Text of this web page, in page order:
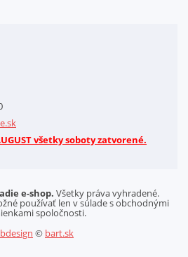
osobných údajov HQ Tools, spol. s r. o.
všetky soboty zatvorené.
e-shop. Všetky práva vyhradené.
používať len v súlade s obchodnými
spoločnosti.
© bart.sk